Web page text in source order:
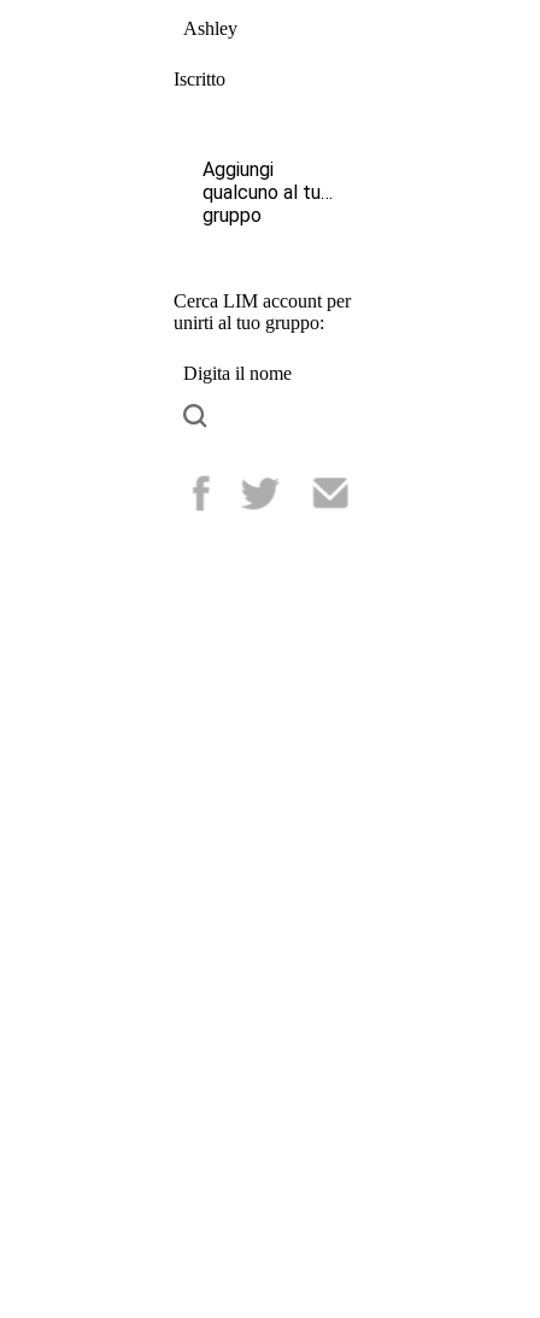
Ashley
Iscritto
Aggiungi
qualcuno al tuo
gruppo
Cerca LIM account per
unirti al tuo gruppo:
Digita il nome